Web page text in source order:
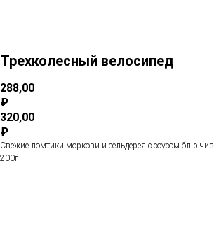
Трехколесный велосипед
288,00
₽
320,00
₽
Свежие ломтики моркови и сельдерея с соусом блю чиз
200г